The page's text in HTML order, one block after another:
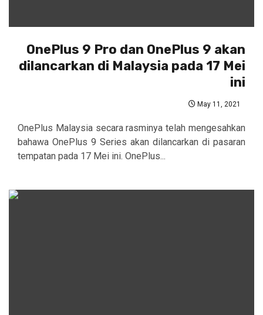
OnePlus 9 Pro dan OnePlus 9 akan
dilancarkan di Malaysia pada 17 Mei
ini
May 11, 2021
OnePlus Malaysia secara rasminya telah mengesahkan
bahawa OnePlus 9 Series akan dilancarkan di pasaran
tempatan pada 17 Mei ini. OnePlus...